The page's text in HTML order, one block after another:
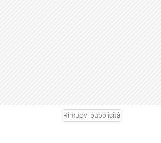
Rimuovi pubblicità